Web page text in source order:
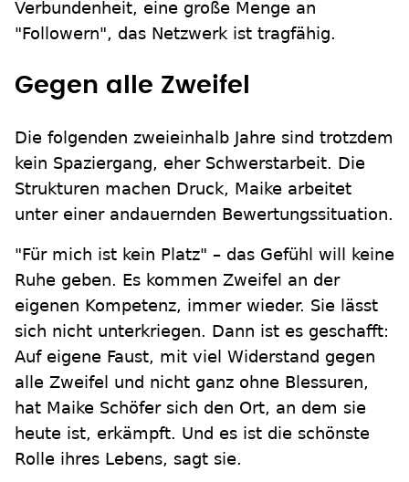
Verbundenheit, eine große Menge an
"Followern", das Netzwerk ist tragfähig.
Gegen alle Zweifel
Die folgenden zweieinhalb Jahre sind trotzdem
kein Spaziergang, eher Schwerstarbeit. Die
Strukturen machen Druck, Maike arbeitet
unter einer andauernden Bewertungssituation.
"Für mich ist kein Platz" – das Gefühl will keine
Ruhe geben. Es kommen Zweifel an der
eigenen Kompetenz, immer wieder. Sie lässt
sich nicht unterkriegen. Dann ist es geschafft:
Auf eigene Faust, mit viel Widerstand gegen
alle Zweifel und nicht ganz ohne Blessuren,
hat Maike Schöfer sich den Ort, an dem sie
heute ist, erkämpft. Und es ist die schönste
Rolle ihres Lebens, sagt sie.